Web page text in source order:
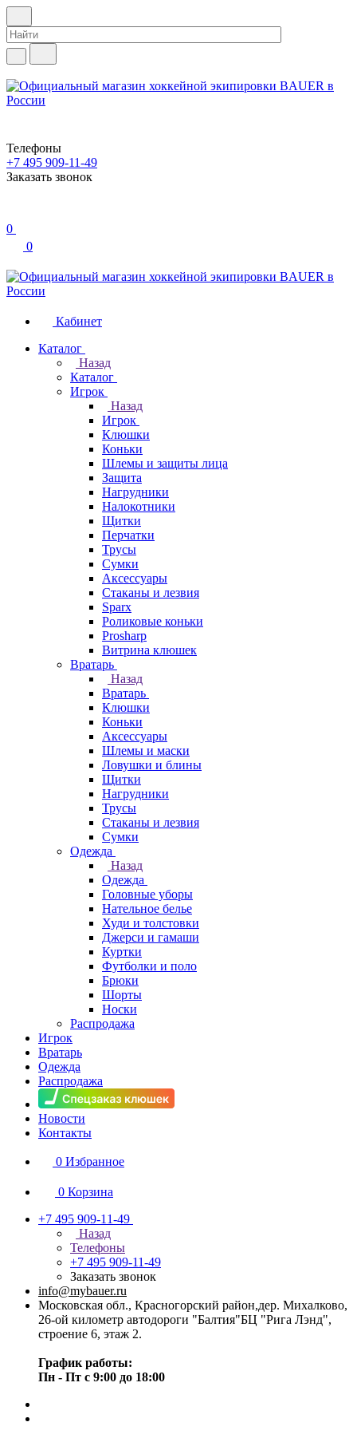
Телефоны
+7 495 909-11-49
Заказать звонок
0
0
Кабинет
Каталог
Назад
Каталог
Игрок
Назад
Игрок
Клюшки
Коньки
Шлемы и защиты лица
Защита
Нагрудники
Налокотники
Щитки
Перчатки
Трусы
Сумки
Аксессуары
Стаканы и лезвия
Sparx
Роликовые коньки
Prosharp
Витрина клюшек
Вратарь
Назад
Вратарь
Клюшки
Коньки
Аксессуары
Шлемы и маски
Ловушки и блины
Щитки
Нагрудники
Трусы
Стаканы и лезвия
Сумки
Одежда
Назад
Одежда
Головные уборы
Нательное белье
Худи и толстовки
Джерси и гамаши
Куртки
Футболки и поло
Брюки
Шорты
Носки
Распродажа
Игрок
Вратарь
Одежда
Распродажа
Новости
Контакты
0 Избранное
0 Корзина
+7 495 909-11-49
Назад
Телефоны
+7 495 909-11-49
Заказать звонок
info@mybauer.ru
Московская обл., Красногорский район,дер. Михалково,
26-ой километр автодороги "Балтия"БЦ "Рига Лэнд",
строение 6, этаж 2.
График работы:
Пн - Пт с 9:00 до 18:00